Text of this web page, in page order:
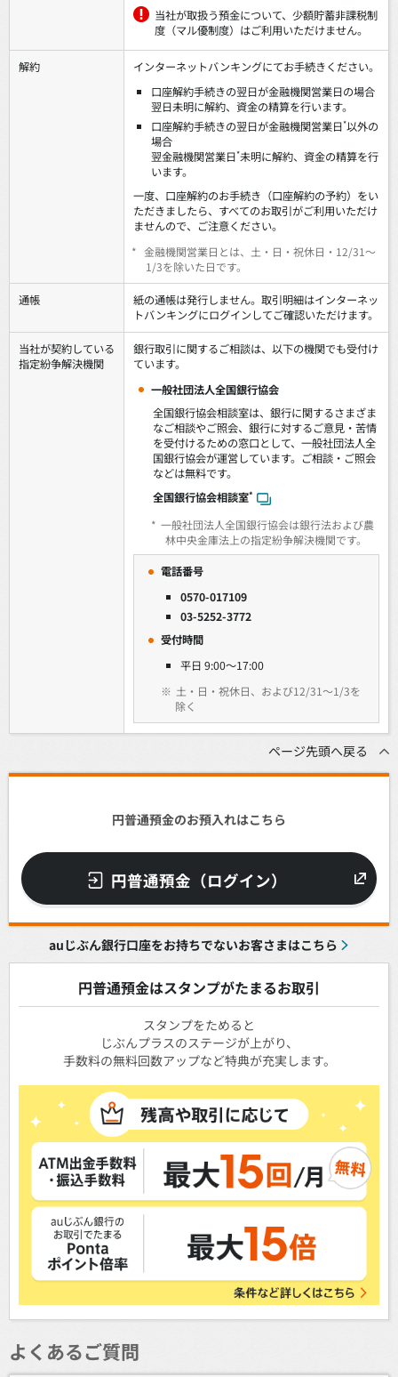
当社が取扱う預金について、少額貯蓄非課税制
度（マル優制度）はご利用いただけません。
解約
インターネットバンキングにてお手続きください。
口座解約手続きの翌日が金融機関営業日の場合
翌日未明に解約、資金の精算を行います。
口座解約手続きの翌日が金融機関営業日*以外の
場合
翌金融機関営業日*未明に解約、資金の精算を行
います。
一度、口座解約のお手続き（口座解約の予約）をい
ただきましたら、すべてのお取引がご利用いただけ
ませんので、ご注意ください。
* 金融機関営業日とは、土・日・祝休日・12/31～
1/3を除いた日です。
通帳
紙の通帳は発行しません。取引明細はインターネッ
トバンキングにログインしてご確認いただけます。
当社が契約している
指定紛争解決機関
銀行取引に関するご相談は、以下の機関でも受付け
ています。
一般社団法人全国銀行協会
全国銀行協会相談室は、銀行に関するさまざま
なご相談やご照会、銀行に対するご意見・苦情
を受付けるための窓口として、一般社団法人全
国銀行協会が運営しています。ご相談・ご照会
などは無料です。
全国銀行協会相談室*
* 一般社団法人全国銀行協会は銀行法および農
林中央金庫法上の指定紛争解決機関です。
電話番号
0570-017109
03-5252-3772
受付時間
平日 9:00～17:00
※ 土・日・祝休日、および12/31～1/3を
除く
ページ先頭へ戻る
円普通預金のお預入れはこちら
円普通預金（ログイン）
auじぶん銀行口座をお持ちでないお客さまはこちら
円普通預金はスタンプがたまるお取引
スタンプをためると
じぶんプラスのステージが上がり、
手数料の無料回数アップなど特典が充実します。
よくあるご質問